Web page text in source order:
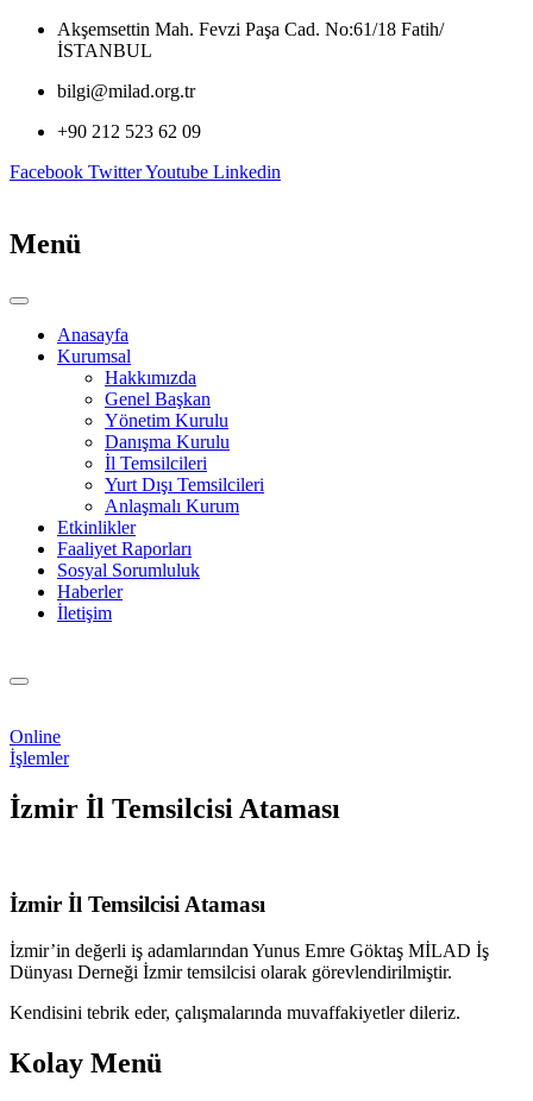
İçeriğe Akşemsettin Mah. Fevzi Paşa Cad. No:61/18 Fatih/
İSTANBUL
bilgi@milad.org.tr
+90 212 523 62 09
Facebook TwitterYoutube Linkedin
Menü
Anasayfa
Kurumsal
Hakkımızda
Genel Başkan
Yönetim Kurulu
Danışma Kurulu
İl Temsilcileri
Yurt Dışı Temsilcileri
Anlaşmalı Kurum
Etkinlikler
Faaliyet Raporları
Sosyal Sorumluluk
Haberler
İletişim
Online
İşlemler
İzmir İl Temsilcisi Ataması
İzmir İl Temsilcisi Ataması
İzmir’in değerli iş adamlarından Yunus Emre Göktaş MİLAD İş
Dünyası Derneği İzmir temsilcisi olarak görevlendirilmiştir.
Kendisini tebrik eder, çalışmalarında muvaffakiyetler dileriz.
Kolay Menü